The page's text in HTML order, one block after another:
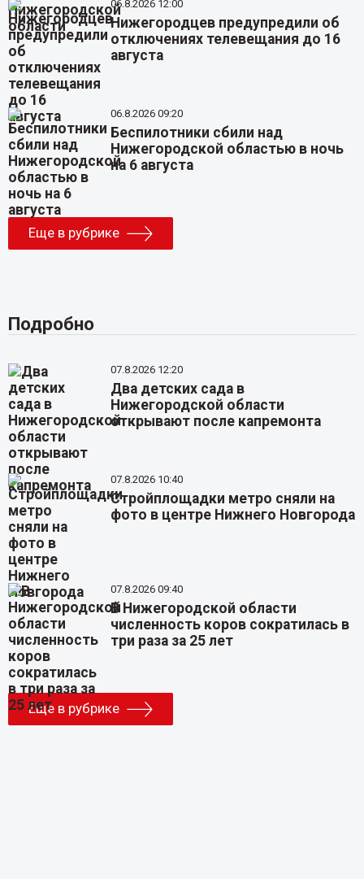
06.8.2026 12:00
Нижегородцев предупредили об
отключениях телевещания до 16
августа
06.8.2026 09:20
Беспилотники сбили над
Нижегородской областью в ночь
на 6 августа
Еще в рубрике
Подробно
07.8.2026 12:20
Два детских сада в
Нижегородской области
открывают после капремонта
07.8.2026 10:40
Стройплощадки метро сняли на
фото в центре Нижнего Новгорода
07.8.2026 09:40
В Нижегородской области
численность коров сократилась в
три раза за 25 лет
Еще в рубрике